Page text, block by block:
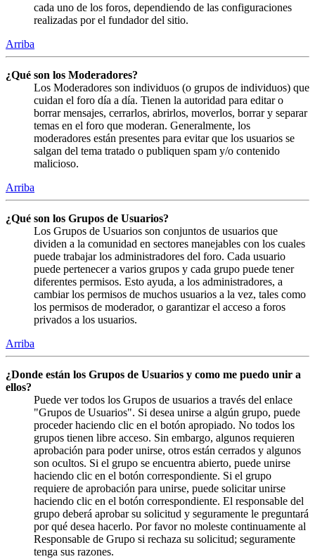
cada uno de los foros, dependiendo de las configuraciones
realizadas por el fundador del sitio.
Arriba
¿Qué son los Moderadores?
Los Moderadores son individuos (o grupos de individuos) que
cuidan el foro día a día. Tienen la autoridad para editar o
borrar mensajes, cerrarlos, abrirlos, moverlos, borrar y separar
temas en el foro que moderan. Generalmente, los
moderadores están presentes para evitar que los usuarios se
salgan del tema tratado o publiquen spam y/o contenido
malicioso.
Arriba
¿Qué son los Grupos de Usuarios?
Los Grupos de Usuarios son conjuntos de usuarios que
dividen a la comunidad en sectores manejables con los cuales
puede trabajar los administradores del foro. Cada usuario
puede pertenecer a varios grupos y cada grupo puede tener
diferentes permisos. Esto ayuda, a los administradores, a
cambiar los permisos de muchos usuarios a la vez, tales como
los permisos de moderador, o garantizar el acceso a foros
privados a los usuarios.
Arriba
¿Donde están los Grupos de Usuarios y como me puedo unir a
ellos?
Puede ver todos los Grupos de usuarios a través del enlace
"Grupos de Usuarios". Si desea unirse a algún grupo, puede
proceder haciendo clic en el botón apropiado. No todos los
grupos tienen libre acceso. Sin embargo, algunos requieren
aprobación para poder unirse, otros están cerrados y algunos
son ocultos. Si el grupo se encuentra abierto, puede unirse
haciendo clic en el botón correspondiente. Si el grupo
requiere de aprobación para unirse, puede solicitar unirse
haciendo clic en el botón correspondiente. El responsable del
grupo deberá aprobar su solicitud y seguramente le preguntará
por qué desea hacerlo. Por favor no moleste continuamente al
Responsable de Grupo si rechaza su solicitud; seguramente
tenga sus razones.